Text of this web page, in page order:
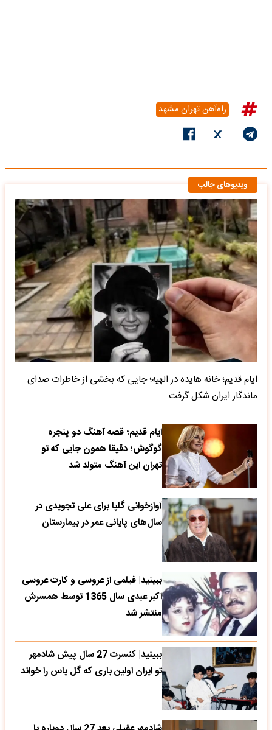
راه‌آهن تهران مشهد
ویدیوهای جالب
ایام قدیم؛ خانه هایده در الهیه؛ جایی که بخشی از خاطرات صدای
ماندگار ایران شکل گرفت
ایام قدیم؛ قصه آهنگ دو پنجره
گوگوش؛ دقیقا همون جایی که تو
تهران این آهنگ متولد شد
آوازخوانی گلپا برای علی تجویدی در
سال‌های پایانی عمر در بیمارستان
ببینید| فیلمی از عروسی و کارت عروسی
اکبر عبدی سال 1365 توسط همسرش
منتشر شد
ببینید| کنسرت 27 سال پیش شادمهر
تو ایران اولین باری که گل یاس را خواند